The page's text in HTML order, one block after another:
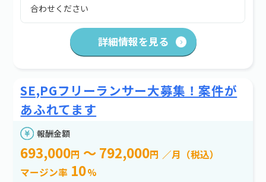
合わせください
詳細情報を見る
SE,PGフリーランサー大募集！案件が
あふれてます
報酬金額
693,000円 ～ 792,000円 ／月（税込）
マージン率 10%